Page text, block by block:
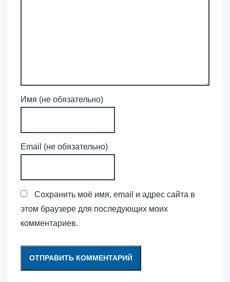
Имя (не обязательно)
Email (не обязательно)
Сохранить моё имя, email и адрес сайта в
этом браузере для последующих моих
комментариев.